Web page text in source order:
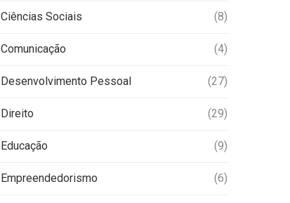
Ciências Sociais (8)
Comunicação (4)
Desenvolvimento Pessoal (27)
Direito (29)
Educação (9)
Empreendedorismo (6)